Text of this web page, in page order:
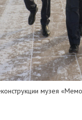
музея